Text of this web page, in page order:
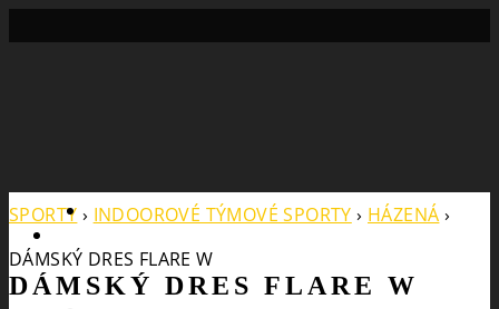
Search
DÁMSKÝ DRES FLARE W
SPORTY › INDOOROVÉ TÝMOVÉ SPORTY › HÁZENÁ ›
DÁMSKÝ DRES FLARE W